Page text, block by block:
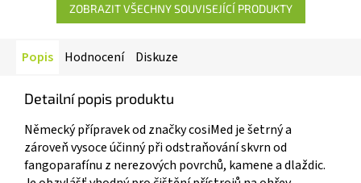
ZOBRAZIT VŠECHNY SOUVISEJÍCÍ PRODUKTY
Popis Hodnocení Diskuze
Detailní popis produktu
Německý přípravek od značky cosiMed je šetrný a
zároveň vysoce účinný při odstraňování skvrn od
fangoparafínu z nerezových povrchů, kamene a dlaždic.